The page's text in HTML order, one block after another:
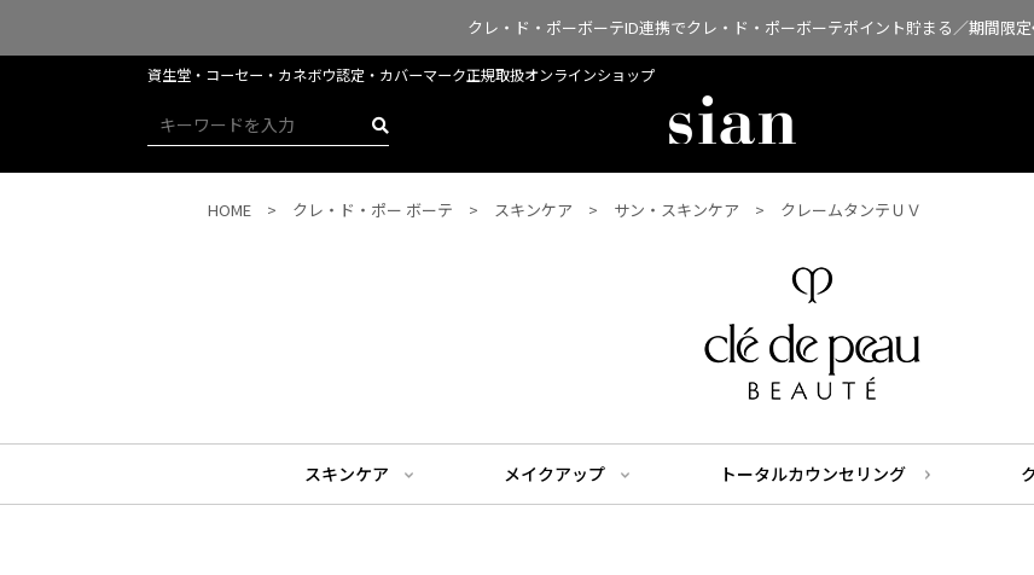
クレ・ド・ポーボーテID連携でクレ・ド・ポーボーテポイント貯まる／期間限
資生堂・コーセー・カネボウ認定・​​​​​​カバーマーク正規取扱オンラインショップ
HOME クレ・ド・ポー ボーテ スキンケア サン・スキンケア クレームタンテＵＶ
スキンケア メイクアップ トータルカウンセリング